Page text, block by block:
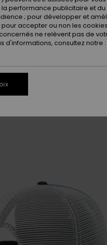
performance publicitaire et
; pour développer et
accepter ou non les
ne relèvent pas de
d'informations, consultez notre :